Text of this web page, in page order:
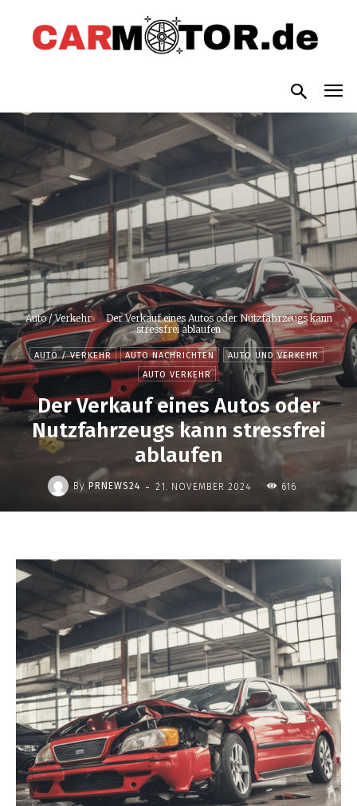
Auto / Verkehr
Der Verkauf eines Autos oder Nutzfahrzeugs kann
stressfrei ablaufen
AUTO / VERKEHR AUTO NACHRICHTEN
AUTO UND VERKEHR
AUTO VERKEHR
Der Verkauf eines Autos oder
Nutzfahrzeugs kann stressfrei
ablaufen
By PRNEWS24 - 21. NOVEMBER 2024 616